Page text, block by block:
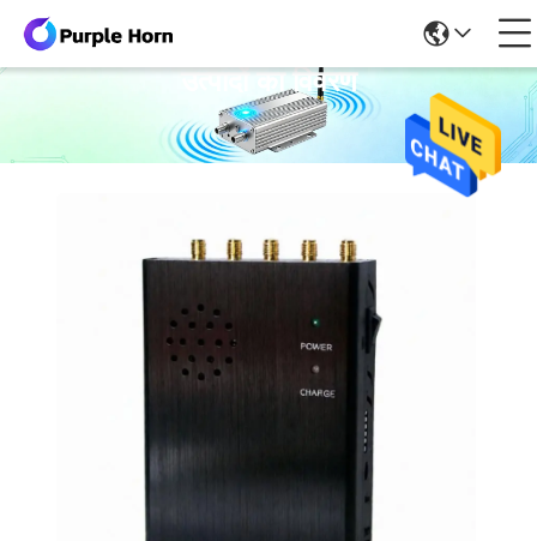
उत्पादों का विवरण